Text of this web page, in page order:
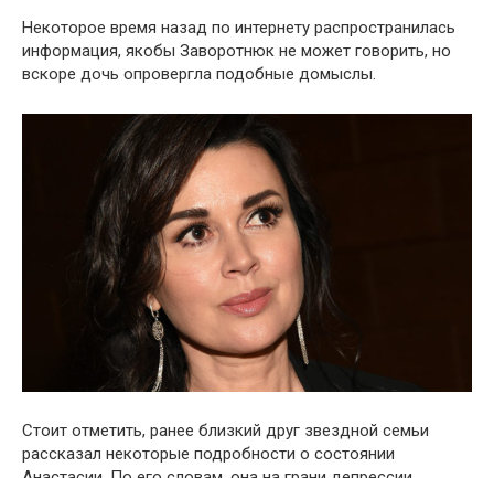
Некоторое время назад по интернету распространилась
информация, якобы Заворотнюк не может говорить, но
вскоре дочь опровергла подобные домыслы.
Стоит отметить, ранее близкий друг звездной семьи
рассказал некоторые подробности о состоянии